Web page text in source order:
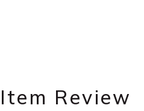
Item Review